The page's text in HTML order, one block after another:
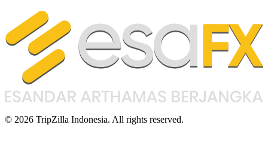
© 2026 TripZilla Indonesia. All rights reserved.